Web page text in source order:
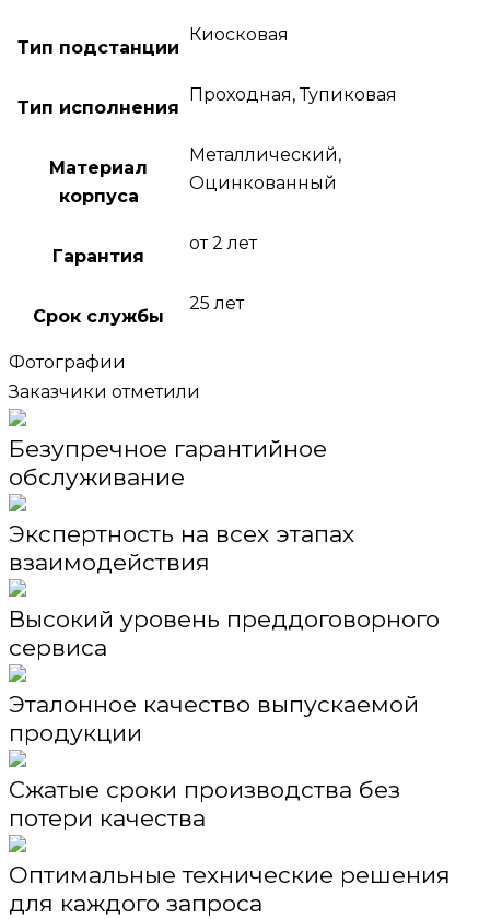
Тип подстанции
Киосковая
Тип исполнения
Проходная, Тупиковая
Материал
корпуса
Металлический,
Оцинкованный
Гарантия
от 2 лет
Срок службы
25 лет
Фотографии
Заказчики отметили
Безупречное гарантийное
обслуживание
Экспертность на всех этапах
взаимодействия
Высокий уровень преддоговорного
сервиса
Эталонное качество выпускаемой
продукции
Сжатые сроки производства без
потери качества
Оптимальные технические решения
для каждого запроса